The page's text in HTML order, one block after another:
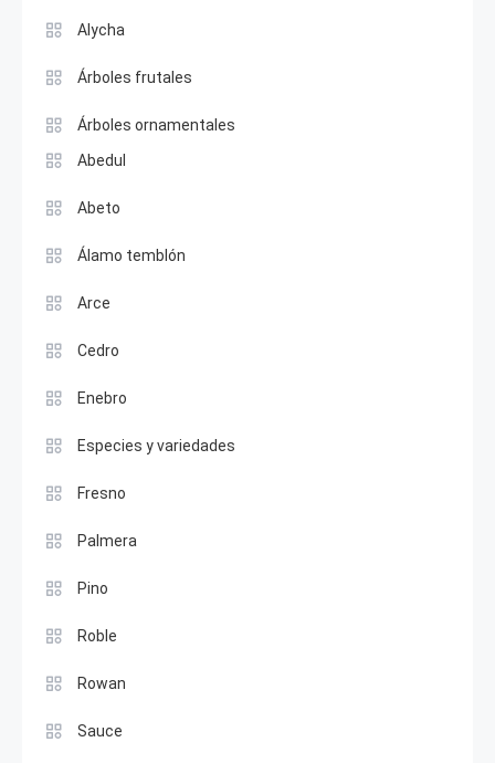
Alycha
Árboles frutales
Árboles ornamentales
Abedul
Abeto
Álamo temblón
Arce
Cedro
Enebro
Especies y variedades
Fresno
Palmera
Pino
Roble
Rowan
Sauce